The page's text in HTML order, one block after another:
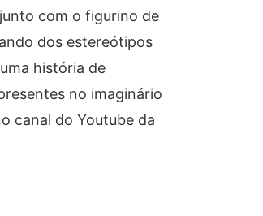
com o figurino de
dos estereótipos
história de
no imaginário
canal do Youtube da